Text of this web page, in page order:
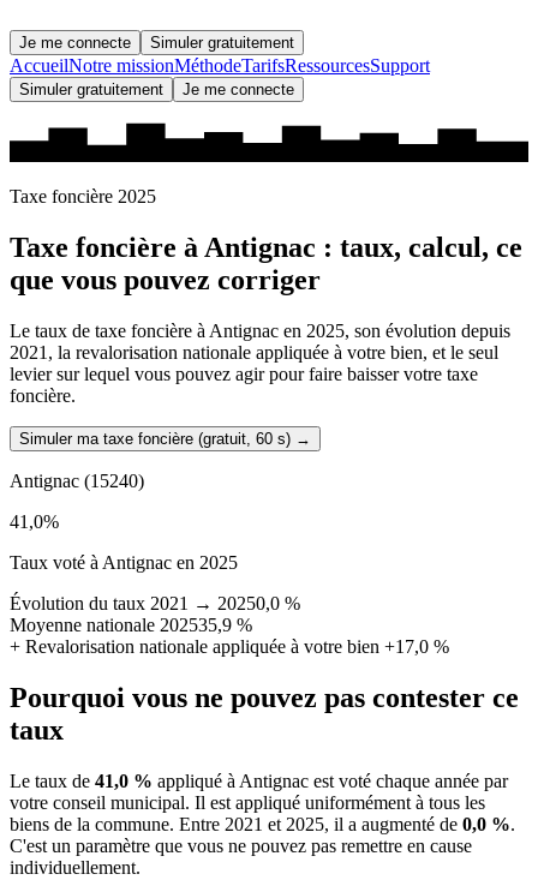
Je me connecte Simuler gratuitement
AccueilNotre missionMéthodeTarifsRessourcesSupport
Simuler gratuitement Je me connecte
Taxe foncière 2025
Taxe foncière àAntignac : taux, calcul, ce
que vous pouvez corriger
Le taux de taxe foncière à Antignac en 2025, son évolution depuis
2021, la revalorisation nationale appliquée à votre bien, et le seul
levier sur lequel vous pouvez agir pour faire baisser votre taxe
foncière.
Simuler ma taxe foncière (gratuit, 60 s) →
Antignac (15240)
41,0%
Taux voté à Antignac en 2025
Évolution du taux 2021 → 20250,0 %
Moyenne nationale 202535,9 %
+ Revalorisation nationale appliquée à votre bien +17,0 %
Pourquoi vous ne pouvez pas contester ce
taux
Le taux de 41,0 % appliqué à Antignac est voté chaque année par
votre conseil municipal. Il est appliqué uniformément à tous les
biens de la commune. Entre 2021 et 2025, il a augmenté de 0,0 %.
C'est un paramètre que vous ne pouvez pas remettre en cause
individuellement.